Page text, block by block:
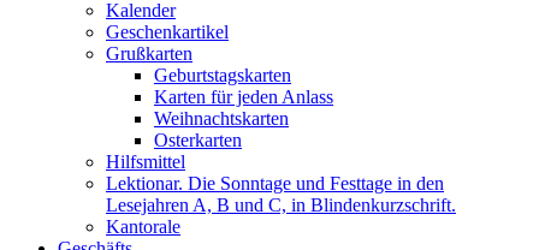
gGmbHKalender
Geschenkartikel
Grußkarten
Geburtstagskarten
Karten für jeden Anlass
Weihnachtskarten
Osterkarten
Hilfsmittel
Lektionar. Die Sonntage und Festtage in den
Lesejahren A, B und C, in Blindenkurzschrift.
Kantorale